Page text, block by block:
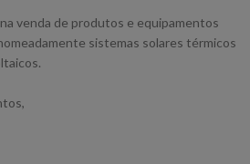
venda de produtos e equipamentos
sistemas solares térmicos